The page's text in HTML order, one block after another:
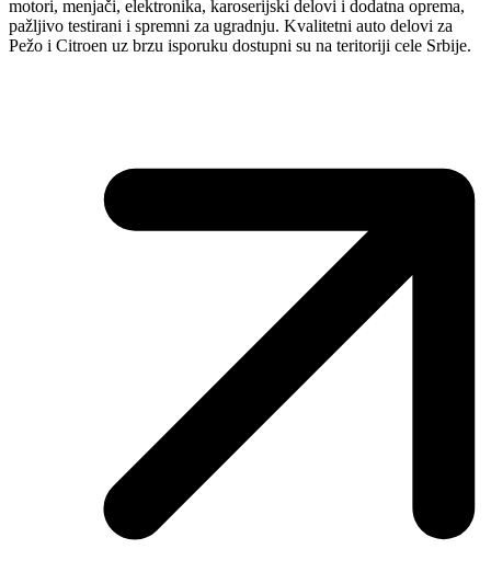
motori, menjači, elektronika, karoserijski delovi i dodatna oprema,
pažljivo testirani i spremni za ugradnju. Kvalitetni auto delovi za
Pežo i Citroen uz brzu isporuku dostupni su na teritoriji cele Srbije.